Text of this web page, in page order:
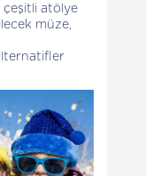
çeşitli atölye
müze,